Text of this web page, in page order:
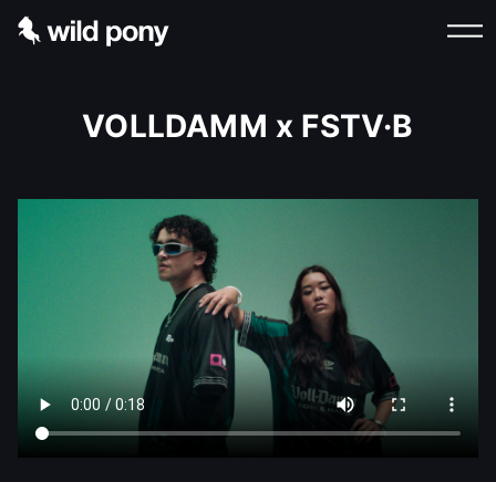
VOLLDAMM x FSTV·B